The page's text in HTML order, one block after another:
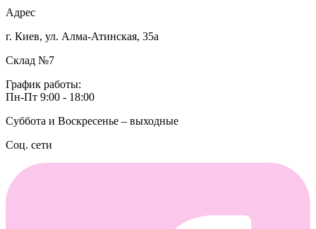
Адрес
г. Киев, ул. Алма-Атинская, 35а
Склад №7
График работы:
Пн-Пт 9:00 - 18:00
Суббота и Воскресенье – выходные
Соц. сети